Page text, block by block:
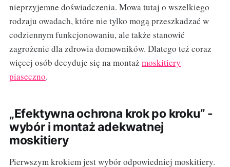
nieprzyjemne doświadczenia. Mowa tutaj o wszelkiego
rodzaju owadach, które nie tylko mogą przeszkadzać w
codziennym funkcjonowaniu, ale także stanowić
zagrożenie dla zdrowia domowników. Dlatego też coraz
więcej osób decyduje się na montaż moskitiery
piaseczno.
„Efektywna ochrona krok po kroku” -
wybór i montaż adekwatnej
moskitiery
Pierwszym krokiem jest wybór odpowiedniej moskitiery.